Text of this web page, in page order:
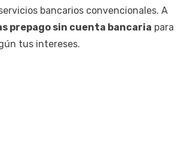
bancarios convencionales. A
prepago sin cuenta bancaria para
tus intereses.